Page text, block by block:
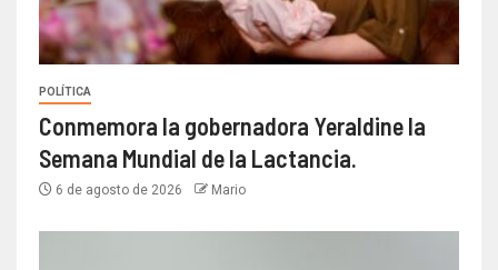
POLÍTICA
Conmemora la gobernadora Yeraldine la
Semana Mundial de la Lactancia.
6 de agosto de 2026 Mario